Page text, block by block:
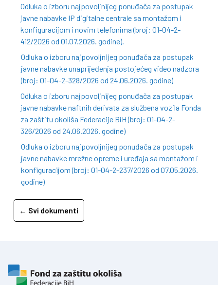
Odluka o izboru najpovoljnijeg ponuđača za postupak
javne nabavke IP digitalne centrale sa montažom i
konfiguracijom i novim telefonima (broj: 01-04-2-
412/2026 od 01.07.2026. godine).
Odluka o izboru najpovoljnijeg ponuđača za postupak
javne nabavke unaprijeđenja postojećeg video nadzora
(broj: 01-04-2-328/2026 od 24.06.2026. godine)
Odluka o izboru najpovoljnijeg ponuđača za postupak
javne nabavke naftnih derivata za službena vozila Fonda
za zaštitu okoliša Federacije BiH (broj: 01-04-2-
326/2026 od 24.06.2026. godine)
Odluka o izboru najpovoljnijeg ponuđača za postupak
javne nabavke mrežne opreme i uređaja sa montažom i
konfiguracijom (broj: 01-04-2-237/2026 od 07.05.2026.
godine)
← Svi dokumenti